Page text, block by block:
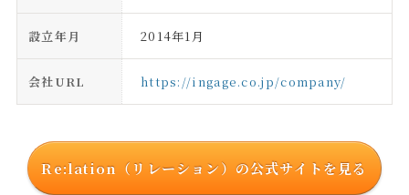
設立年月 2014年1月
会社URL https://ingage.co.jp/company/
Re:lation（リレーション）の公式サイトを見る